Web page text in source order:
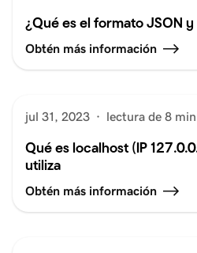
¿Qué es el formato JSON
Obtén más información
jul 31, 2023 · lectura de 8
Qué es localhost (IP
utiliza
Obtén más información